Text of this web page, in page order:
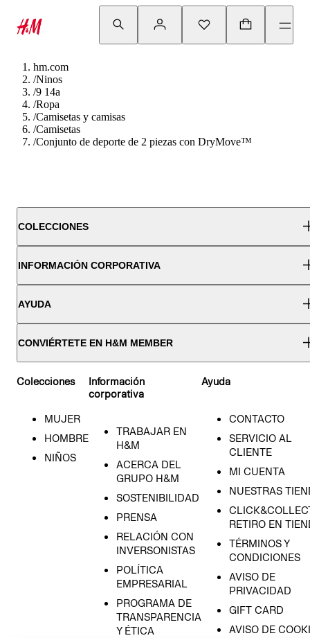
hm.com
/Ninos
/9 14a
/Ropa
/Camisetas y camisas
/Camisetas
/Conjunto de deporte de 2 piezas con DryMove™
COLECCIONES
INFORMACIÓN CORPORATIVA
AYUDA
CONVIÉRTETE EN H&M MEMBER
Colecciones
MUJER
HOMBRE
NIÑOS
Información
corporativa
TRABAJAR EN
H&M
ACERCA DEL
GRUPO H&M
SOSTENIBILIDAD
PRENSA
RELACIÓN CON
INVERSONISTAS
POLÍTICA
EMPRESARIAL
PROGRAMA DE
TRANSPARENCIA
Y ÉTICA
Ayuda
CONTACTO
SERVICIO AL
CLIENTE
MI CUENTA
NUESTRAS
RETIRO EN
TÉRMINOS Y
CONDICIONES
AVISO DE
PRIVACIDAD
GIFT CARD
AVISO DE